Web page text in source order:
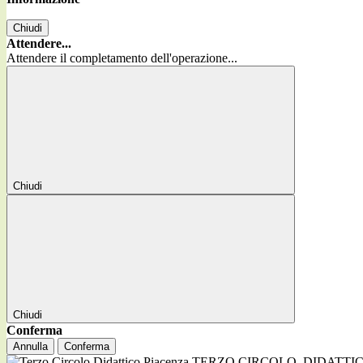
Chiudi
Attendere...
Attendere il completamento dell'operazione...
Chiudi
Chiudi
Conferma
Annulla Conferma